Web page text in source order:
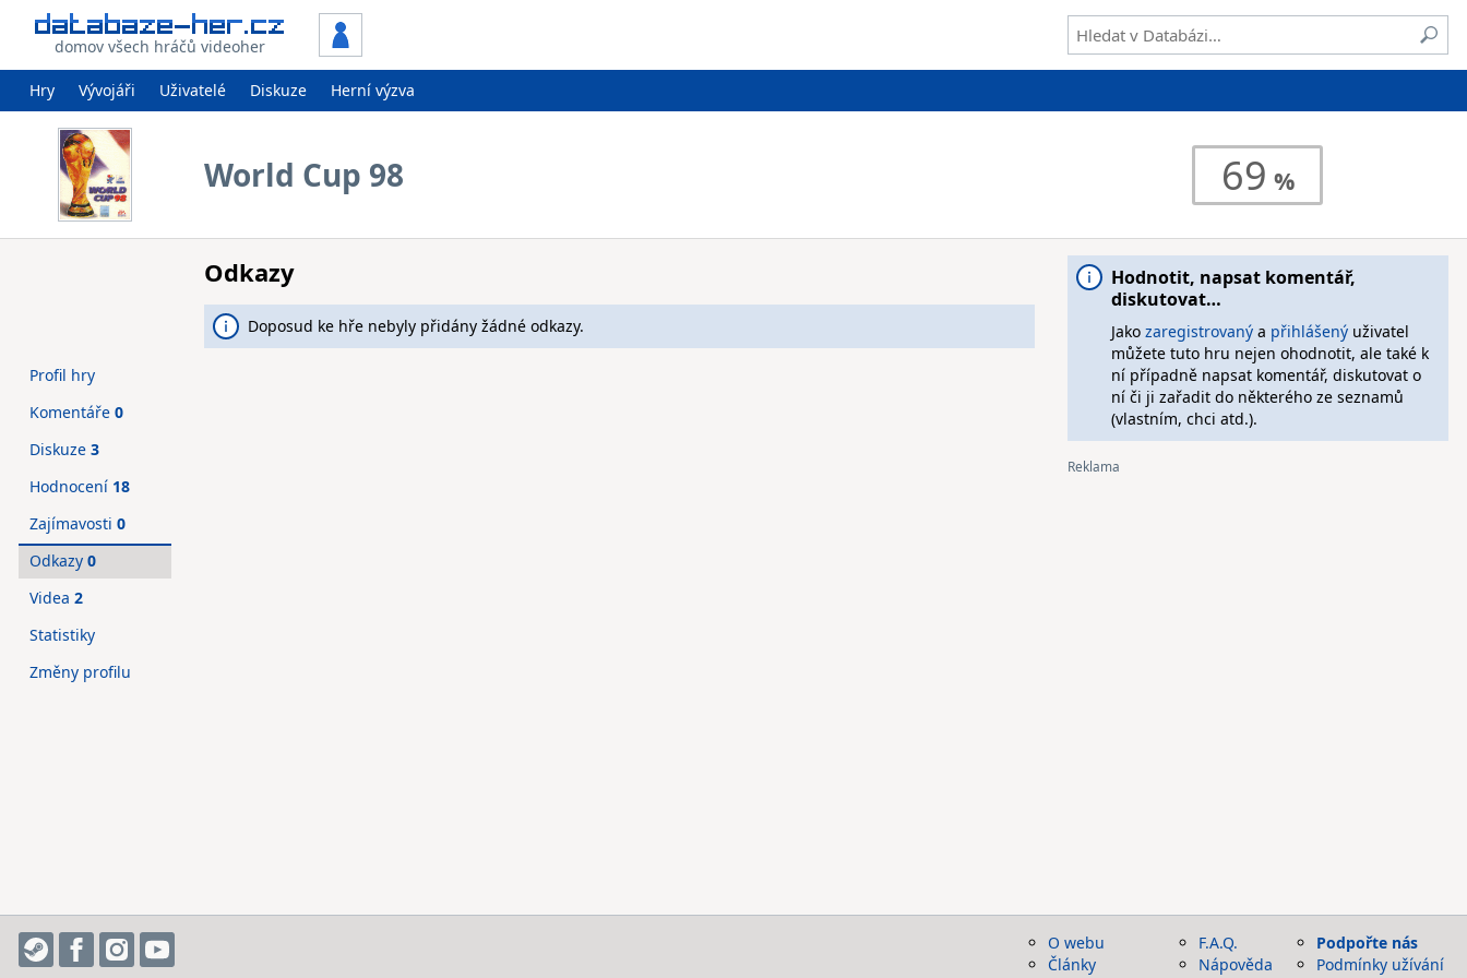
domov všech hráčů videoher
Hry Vývojáři Uživatelé Diskuze Herní výzva
World Cup 98 69
Odkazy
Doposud ke hře nebyly přidány žádné odkazy.
Profil hry
Komentáře 0
Diskuze 3
Hodnocení 18
Zajímavosti 0
Odkazy 0
Videa 2
Statistiky
Změny profilu
Hodnotit, napsat komentář,
diskutovat…
Jako zaregistrovanýa přihlášenýuživatel
můžete tuto hru nejen ohodnotit, ale také k
ní případně napsat komentář, diskutovat o
ní či ji zařadit do některého ze seznamů
(vlastním, chci atd.).
O webu
Články
F.A.Q.
Nápověda
Podpořte nás
Podmínky užívání